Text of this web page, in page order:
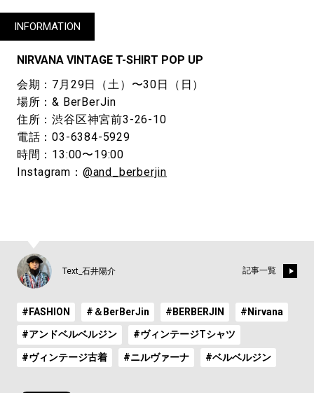
INFORMATION
NIRVANA VINTAGE T-SHIRT POP UP
会期：7月29日（土）〜30日（日）
場所：& BerBerJin
住所：渋谷区神宮前3-26-10
電話：03-6384-5929
時間：13:00〜19:00
Instagram： @and_berberjin
Text_石井陽介 記事一覧
#FASHION #＆BerBerJin #BERBERJIN #Nirvana
#アンドベルベルジン #ヴィンテージTシャツ
#ヴィンテージ古着 #ニルヴァーナ #ベルベルジン